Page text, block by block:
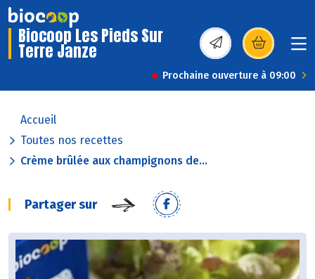
Biocoop Les Pieds Sur
Terre Janze (s’ouvre dans une
Prochaine ouverture à 09:00
Accueil
Toutes nos recettes
Crème brûlée aux champignons de...
Partager sur